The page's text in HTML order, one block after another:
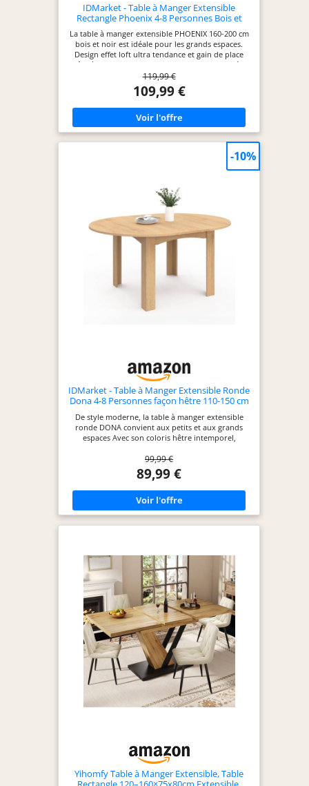
IDMarket - Table à Manger Extensible
Rectangle Phoenix 4-8 Personnes Bois et
Noir 160-200 cm
La table à manger extensible PHOENIX 160-200 cm
bois et noir est idéale pour les grands espaces.
Design effet loft ultra tendance et gain de place
grâce à sa fonction extensible ! Avec sa capacité 4-
8 places, vous pourrez accueillir vos convives pour
partager de bons moments. Aspect cossu grâce à
son épais plateau aux hauts rebords et ses larges
pieds (10 x 1,5 cm). Structure à l'aspect massif et
robuste : stabilité et qualité garanties.
119,99 €
109,99 €
IDMarket - Table à Manger Extensible Ronde
Dona 4-8 Personnes façon hêtre 110-150 cm
De style moderne, la table à manger extensible
ronde DONA convient aux petits et aux grands
espaces Avec son coloris hêtre intemporel,
Dotée d'une rallonge de 40 cm, elle passera
facilement de 110 à 150 cm Ses pieds larges et
robustes d'une épaisseur de 10 cm lui confèrent
stabilité et robustesse Capacité 4-8 personnes,
idéale pour recevoir vos proches et assurer des
repas conviviaux !
99,99 €
89,99 €
-10%
Yihomfy Table à Manger Extensible, Table